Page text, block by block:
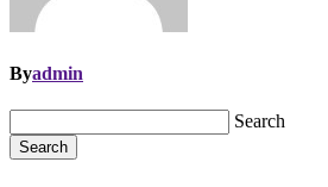
Byadmin
Search
Search